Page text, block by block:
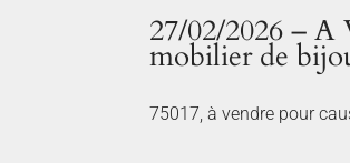
27/02/2026 – A
mobilier de
75017, à vendre pour